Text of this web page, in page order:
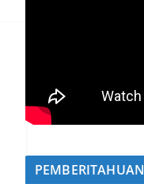
PEMBERITAHUAN